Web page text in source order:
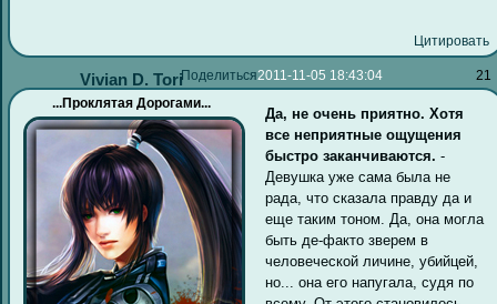
Цитировать
Поделиться 21
2011-11-05 18:43:04
Vivian D. Tori
...Проклятая Дорогами...
Да, не очень приятно. Хотя
все неприятные ощущения
быстро заканчиваются. -
Девушка уже сама была не
рада, что сказала правду да и
еще таким тоном. Да, она могла
быть де-факто зверем в
человеческой личине, убийцей,
но... она его напугала, судя по